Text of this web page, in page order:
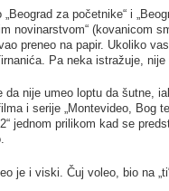
„Beograd za početnike“ i
novinarstvom“ (kovanicom
preneo na papir. Ukoliko
Pa neka istražuje, nije
da nije umeo loptu da šutne,
i serije „Montevideo, Bog
jednom prilikom kad se
je i viski. Čuj voleo, bio na